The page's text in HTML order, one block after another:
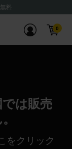
料
は販売
をクリック